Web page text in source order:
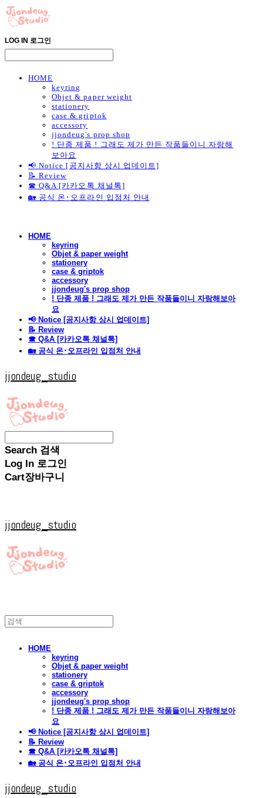
LOG IN 로그인
HOME
keyring
Objet & paper weight
stationery
case & griptok
accessory
jjondeug's prop shop
! 단종 제품 ! 그래도 제가 만든 작품들이니 자랑해
보아요
📢 Notice [공지사항 상시 업데이트]
📝 Review
☎ Q&A [카카오톡 채널톡]
🏡 공식 온･오프라인 입점처 안내
HOME
keyring
Objet & paper weight
stationery
case & griptok
accessory
jjondeug's prop shop
! 단종 제품 ! 그래도 제가 만든 작품들이니 자랑해보아
요
📢 Notice [공지사항 상시 업데이트]
📝 Review
☎ Q&A [카카오톡 채널톡]
🏡 공식 온･오프라인 입점처 안내
jjondeug_studio
Search 검색
Log In 로그인
Cart장바구니
jjondeug_studio
HOME
keyring
Objet & paper weight
stationery
case & griptok
accessory
jjondeug's prop shop
! 단종 제품 ! 그래도 제가 만든 작품들이니 자랑해보아
요
📢 Notice [공지사항 상시 업데이트]
📝 Review
☎ Q&A [카카오톡 채널톡]
🏡 공식 온･오프라인 입점처 안내
jjondeug_studio